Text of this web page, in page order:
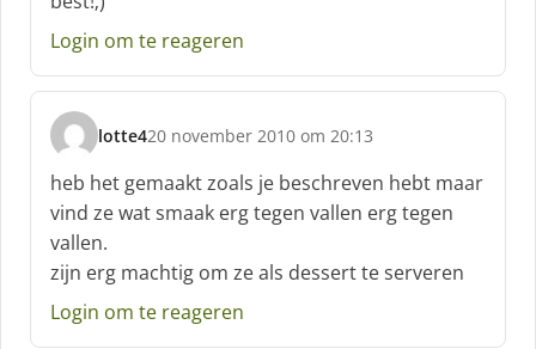
Login om te reageren
lotte4
s
c
h
r
e
e
:
20 november 2010 om 20:13
heb het gemaakt zoals je beschreven hebt maar
vind ze wat smaak erg tegen vallen erg tegen
vallen.
zijn erg machtig om ze als dessert te serveren
Login om te reageren